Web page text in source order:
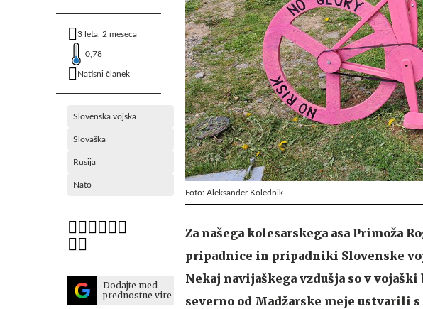
3 leta, 2 meseca
0,78
Natisni članek
Slovenska vojska
Slovaška
Rusija
Nato
Dodajte med
prednostne vire
Foto: Aleksander Kolednik
Za našega kolesarskega asa Primoža
pripadnice in pripadniki Slovenske
Nekaj navijaškega vzdušja so v
severno od Madžarske meje ustvarili